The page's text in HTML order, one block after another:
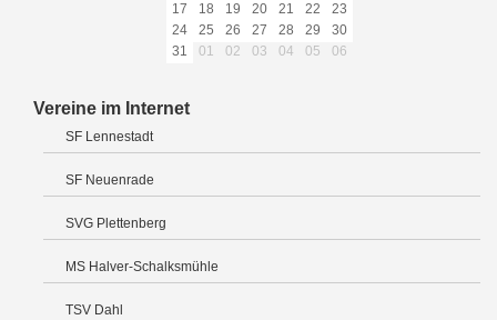
17
18 19 20 21 22
23
24
25 26 27 28 29
30
31
01 02 03 04 05 06
Vereine im Internet
SF Lennestadt
SF Neuenrade
SVG Plettenberg
MS Halver-Schalksmühle
TSV Dahl